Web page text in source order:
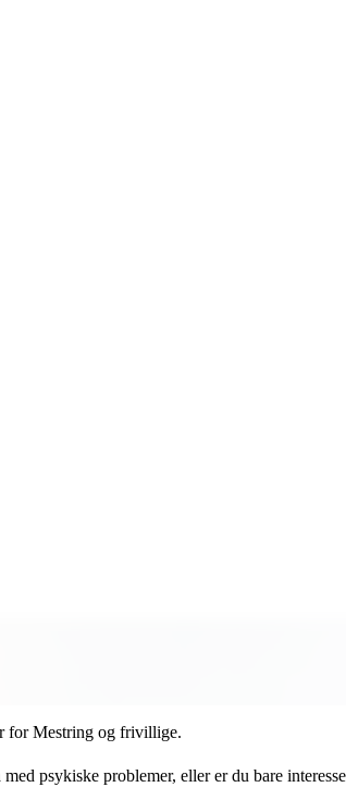
for Mestring og frivillige.
psykiske problemer, eller er du bare